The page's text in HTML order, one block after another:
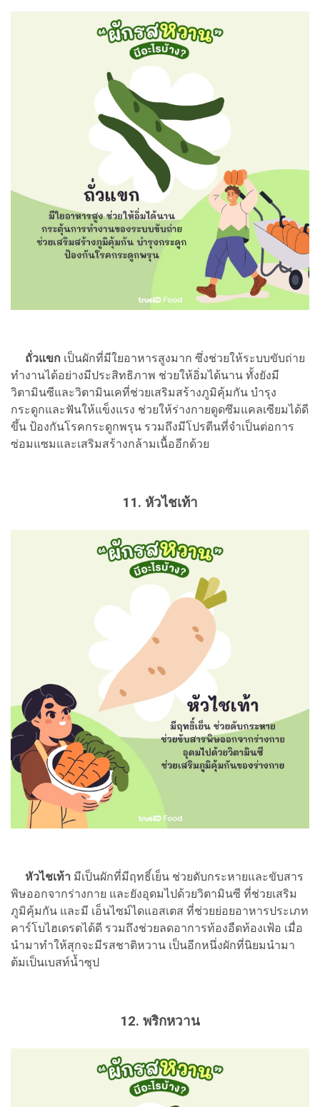
ถั่วแขก เป็นผักที่มีใยอาหารสูงมาก ซึ่งช่วยให้ระบบขับถ่าย
ทำงานได้อย่างมีประสิทธิภาพ ช่วยให้อิ่มได้นาน ทั้งยังมี
วิตามินซีและวิตามินเคที่ช่วยเสริมสร้างภูมิคุ้มกัน บำรุง
กระดูกและฟันให้แข็งแรง ช่วยให้ร่างกายดูดซึมแคลเซียมได้ดี
ขึ้น ป้องกันโรคกระดูกพรุน รวมถึงมีโปรตีนที่จำเป็นต่อการ
ซ่อมแซมและเสริมสร้างกล้ามเนื้ออีกด้วย
11. หัวไชเท้า
หัวไชเท้า มีเป็นผักที่มีฤทธิ์เย็น ช่วยดับกระหายและขับสาร
พิษออกจากร่างกาย และยังอุดมไปด้วยวิตามินซี ที่ช่วยเสริม
ภูมิคุ้มกัน และมี เอ็นไซม์ไดแอสเตส ที่ช่วยย่อยอาหารประเภท
คาร์โบไฮเดรตได้ดี รวมถึงช่วยลดอาการท้องอืดท้องเฟ้อ เมื่อ
นำมาทำให้สุกจะมีรสชาติหวาน เป็นอีกหนึ่งผักที่นิยมนำมา
ต้มเป็นเบสท์น้ำซุป
12. พริกหวาน